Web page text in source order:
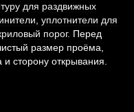
для раздвижных
, уплотнители для
порог. Перед
размер проёма,
сторону открывания.